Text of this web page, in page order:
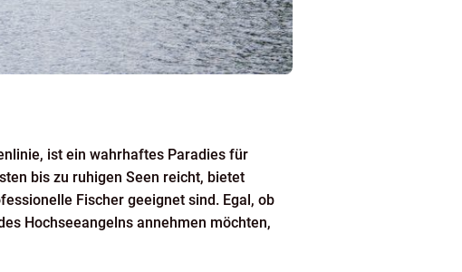
ist ein wahrhaftes Paradies für
bis zu ruhigen Seen reicht, bietet
Fischer geeignet sind. Egal, ob
Hochseeangelns annehmen möchten,